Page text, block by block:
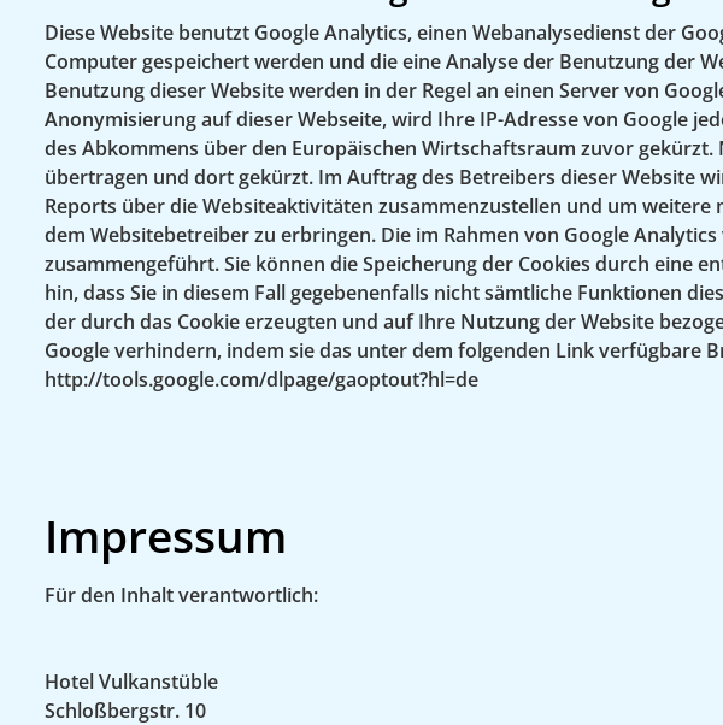
Diese Website benutzt Google Analytics, einen Webanalysedienst der
Computer gespeichert werden und die eine Analyse der Benutzung der
Benutzung dieser Website werden in der Regel an einen Server von
Anonymisierung auf dieser Webseite, wird Ihre IP-Adresse von Google
des Abkommens über den Europäischen Wirtschaftsraum zuvor
übertragen und dort gekürzt. Im Auftrag des Betreibers dieser Website
Reports über die Websiteaktivitäten zusammenzustellen und um
dem Websitebetreiber zu erbringen. Die im Rahmen von Google
zusammengeführt. Sie können die Speicherung der Cookies durch eine
hin, dass Sie in diesem Fall gegebenenfalls nicht sämtliche Funktionen
der durch das Cookie erzeugten und auf Ihre Nutzung der Website
Google verhindern, indem sie das unter dem folgenden Link verfügbare
http://tools.google.com/dlpage/gaoptout?hl=de
Impressum
Für den Inhalt verantwortlich:
Hotel Vulkanstüble
Schloßbergstr. 10